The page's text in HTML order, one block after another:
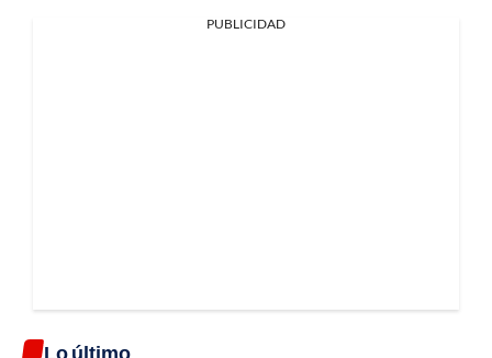
PUBLICIDAD
Lo último